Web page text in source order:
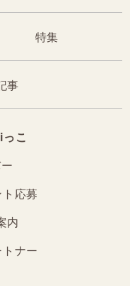
特集
事
こ
応募
内
ナー